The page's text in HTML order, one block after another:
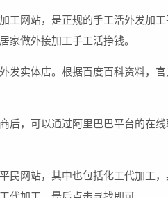
工网站，是正规的手工活外发加
家做外接加工手工活挣钱。
发实体店。根据百度百科资料，
后，可以通过阿里巴巴平台的在
民网站，其中也包括化工代加工